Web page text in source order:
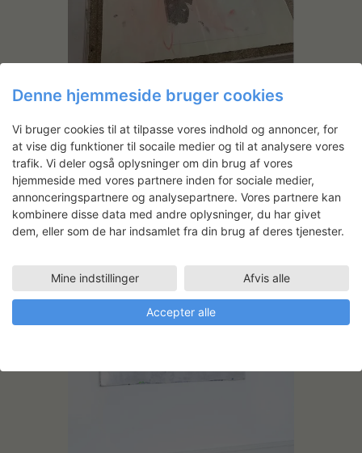
Tryk: fotogravure med chine collé og
bladsølv, 300g. Hanhnemühle. Bagstykke
Denne hjemmeside bruger cookies
Vi bruger cookies til at tilpasse vores indhold og annoncer, for
at vise dig funktioner til socaile medier og til at analysere vores
trafik. Vi deler også oplysninger om din brug af vores
hjemmeside med vores partnere inden for sociale medier,
annonceringspartnere og analysepartnere. Vores partnere kan
kombinere disse data med andre oplysninger, du har givet
dem, eller som de har indsamlet fra din brug af deres tjenester.
Mine indstillinger Afvis alle
Accepter alle